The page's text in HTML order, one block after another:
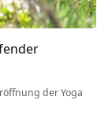
der Yoga